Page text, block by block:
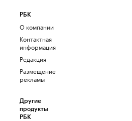
РБК
О компании
Контактная
информация
Редакция
Размещение
рекламы
Другие
продукты
РБК